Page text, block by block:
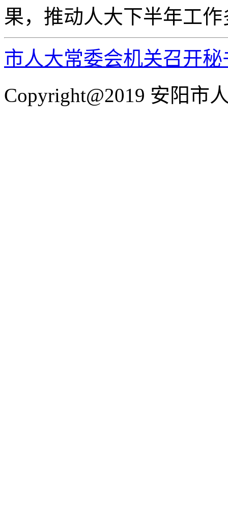
果，推动人大下半年工
市人大常委会机关召开
Copyright@2019 安阳市